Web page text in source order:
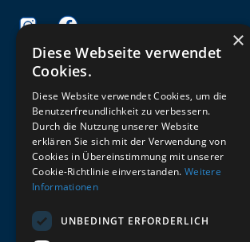
ZUM NEWSLETTER ANMELDEN
Melde dich jetzt zum Newsletter an und
erste Bestellung.
German
×
Diese Webseite verwendet
Cookies.
Diese Website verwendet Cookies, um die
Benutzerfreundlichkeit zu verbessern.
Durch die Nutzung unserer Website
erklären Sie sich mit der Verwendung von
Cookies in Übereinstimmung mit unserer
Cookie-Richtlinie einverstanden. Weitere
Informationen
UNBEDINGT ERFORDERLICH